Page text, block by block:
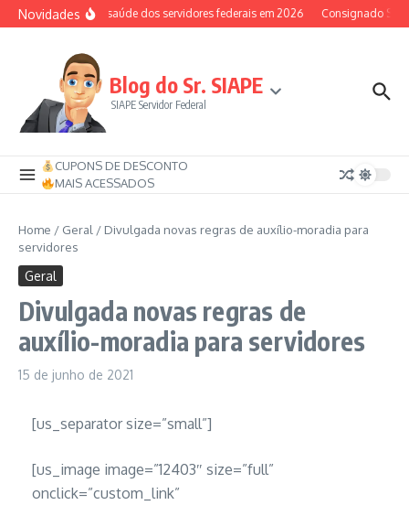
Ir para o conteúdo
NovidadesAuxílio-saúde dos servidores federais em 2026 Consignado
Blog do Sr. SIAPE
SIAPE Servidor Federal
CUPONS DE DESCONTO
MAIS ACESSADOS
Home / Geral / Divulgada novas regras de auxílio-moradia para
servidores
Geral
Divulgada novas regras de
auxílio-moradia para servidores
15 de junho de 2021
[us_separator size=”small”]
[us_image image=”12403″ size=”full”
onclick=”custom_link”